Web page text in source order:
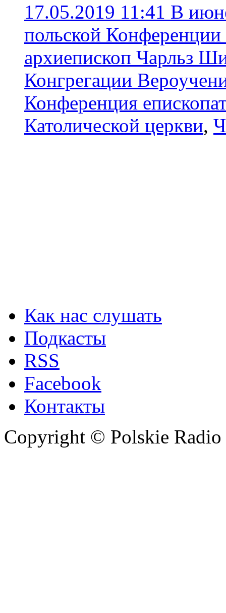
17.05.2019 11:41 В
польской Конференции
архиепископ Чарльз
Конгрегации
Конференция
Католической церкви,
Как нас слушать
Подкасты
RSS
Facebook
Контакты
Copyright © Polskie